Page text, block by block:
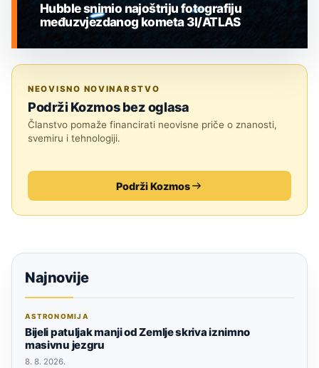
Hubble snimio najoštriju fotografiju
međuzvjezdanog kometa 3I/ATLAS
NEOVISNO NOVINARSTVO
Podrži Kozmos bez oglasa
Članstvo pomaže financirati neovisne priče o znanosti,
svemiru i tehnologiji.
Podrži Kozmos
Najnovije
ASTRONOMIJA
Bijeli patuljak manji od Zemlje skriva iznimno
masivnu jezgru
8. 8. 2026.